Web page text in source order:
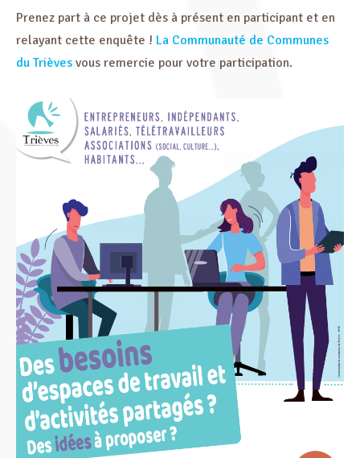
Prenez part à ce projet dès à présent en participant et en
relayant cette enquête ! La Communauté de Communes
du Trièves vous remercie pour votre participation.